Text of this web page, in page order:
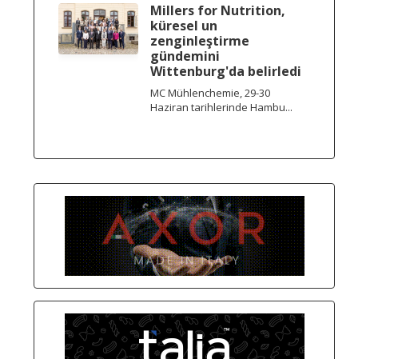
Millers for Nutrition,
küresel un
zenginleştirme
gündemini
Wittenburg'da belirledi
MC Mühlenchemie, 29-30
Haziran tarihlerinde Hambu...